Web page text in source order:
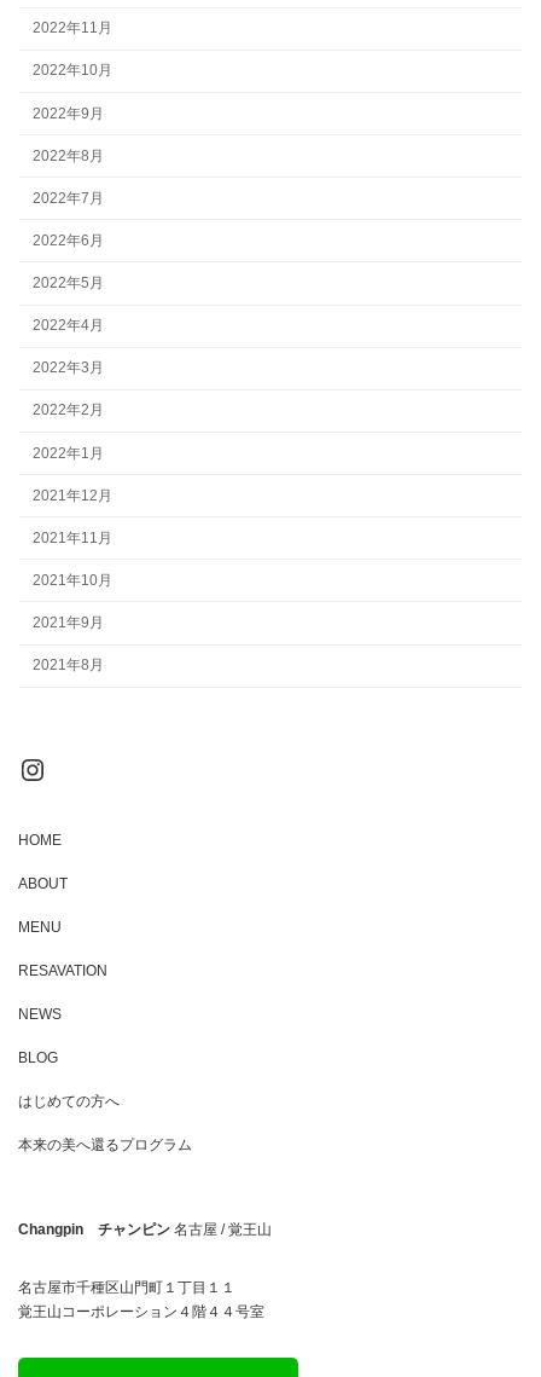
2022年11月
2022年10月
2022年9月
2022年8月
2022年7月
2022年6月
2022年5月
2022年4月
2022年3月
2022年2月
2022年1月
2021年12月
2021年11月
2021年10月
2021年9月
2021年8月
Instagram
HOME
ABOUT
MENU
RESAVATION
NEWS
BLOG
はじめての方へ
本来の美へ還るプログラム
Changpin チャンピン 名古屋 / 覚王山
名古屋市千種区山門町１丁目１１
覚王山コーポレーション４階４４号室